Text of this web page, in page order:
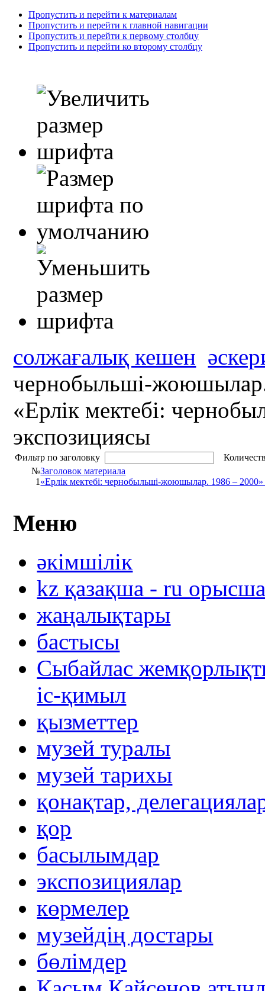
Пропустить и перейти к материалам
Пропустить и перейти к главной навигации
Пропустить и перейти к первому столбцу
Пропустить и перейти ко второму столбцу
солжағалық кешен
чернобыльші-
«Ерлік мектебі:
экспозициясы
Фильтр по заголовку
№Заголовок материала
1«Ерлік мектебі: чернобыльші-жоюшылар. 1986 –
Меню
әкімшілік
kz қазақша - ru
жаңалықтары
бастысы
Сыбайлас
іс-қимыл
қызметтер
музей туралы
музей тарихы
қонақтар,
қор
басылымдар
экспозициялар
көрмелер
музейдің достары
бөлімдер